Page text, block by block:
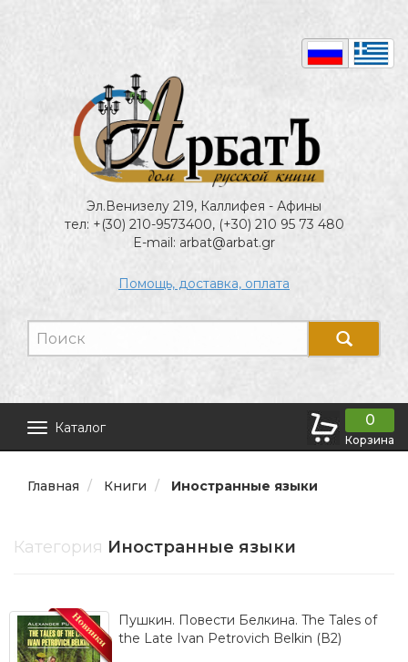
Эл.Венизелу 219, Каллифея - Афины
тел: +(30) 210-9573400, (+30) 210 95 73 480
E-mail: arbat@arbat.gr
Помощь, доставка, оплата
Каталог 0
Корзина
Главная Книги Иностранные языки
Категория Иностранные языки
Пушкин. Повести Белкина. The Tales of
the Late Ivan Petrovich Belkin (В2)